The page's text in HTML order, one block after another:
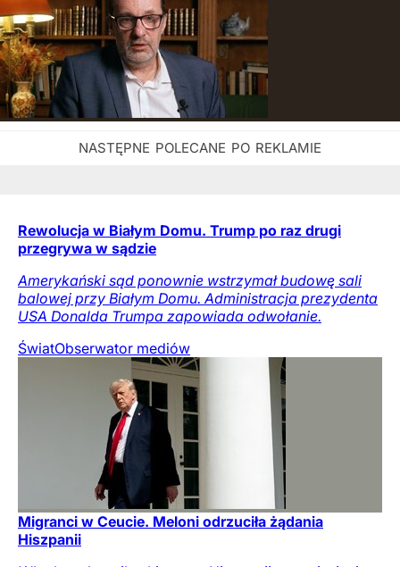
Rewolucja w Białym Domu. Trump po raz drugi
przegrywa w sądzie
Amerykański sąd ponownie wstrzymał budowę sali
balowej przy Białym Domu. Administracja prezydenta
USA Donalda Trumpa zapowiada odwołanie.
ŚwiatObserwator mediów
Migranci w Ceucie. Meloni odrzuciła żądania
Hiszpanii